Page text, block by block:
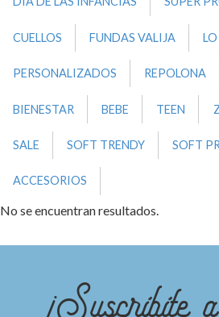
CUELLOS FUNDAS VALIJA
PERSONALIZADOS REPOLONA
BIENESTAR BEBE TEEN
SALE SOFT TRENDY SOFT
ACCESORIOS
No se encuentran resultados.